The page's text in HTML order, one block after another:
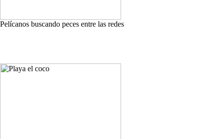
Pelícanos buscando peces entre las redes